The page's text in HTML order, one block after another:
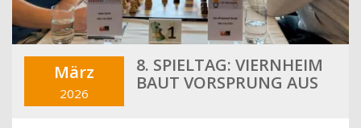
März
2026
8. SPIELTAG: VIERNHEIM
BAUT VORSPRUNG AUS